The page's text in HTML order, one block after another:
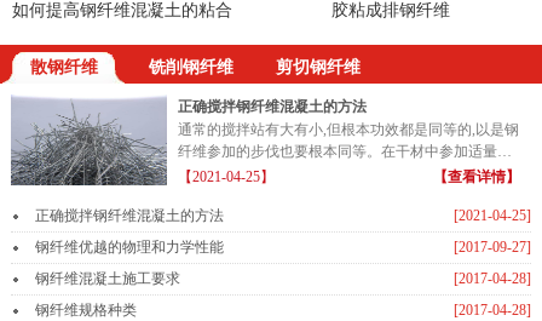
何提高钢纤维混凝土的粘合 胶粘成排钢纤维
散钢纤维 铣削钢纤维 剪切钢纤维
正确搅拌钢纤维混凝土的方法
通常的搅拌站有大有小,但根本功效都是同等的,以是钢
纤维参加的步伐也要根本同等。在干材中参加适量的
钢纤维...
【2021-04-25】 【查看详情】
[2021-04-25]
正确搅拌钢纤维混凝土的方法
[2017-09-27]
钢纤维优越的物理和力学性能
[2017-04-28]
钢纤维混凝土施工要求
[2017-04-28]
钢纤维规格种类